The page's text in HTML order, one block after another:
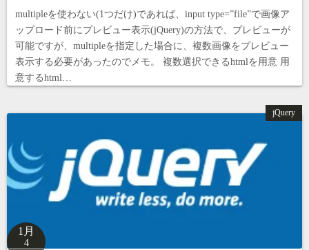
multipleを使わない(1つだけ)であれば、input type=”file”で画像ア
ップロード前にプレビュー表示(jQuery)の方法で、プレビューが
可能ですが、multipleを指定した場合に、複数画像をプレビュー
表示する必要があったのでメモ。 複数選択できるhtmlを用意 用
意するhtml…
jQuery
1月
4